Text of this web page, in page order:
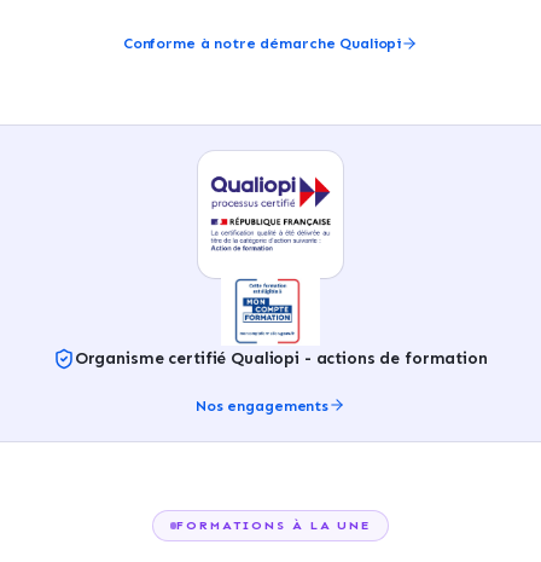
Conforme à notre démarche Qualiopi
Organisme certifié Qualiopi - actions de formation
Nos engagements
FORMATIONS À LA UNE